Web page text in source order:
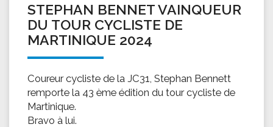
STEPHAN BENNET VAINQUEUR
DU TOUR CYCLISTE DE
MARTINIQUE 2024
Coureur cycliste de la JC31, Stephan Bennett
remporte la 43 ème édition du tour cycliste de
Martinique.
Bravo à lui.